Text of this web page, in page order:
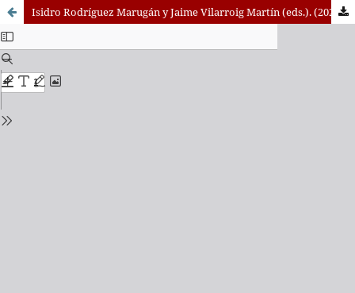
Isidro Rodríguez Marugán y Jaime Vilarroig Martín (eds.). (2025). La muerte, desdicha fuerte